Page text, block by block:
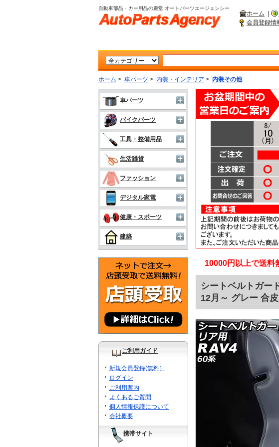
自動車部品・カー用品の殿堂 オートパーツエージェンシー
ホーム
会員登録情
ホーム > 車パーツ > 内装・インテリア > 内装その他
車パーツ
バイクパーツ
工具・整備用品
生活雑貨
ファッション
デジタル家電
健康・スポーツ
建築
ご利用ガイド
新規会員登録(無料）
ログイン
ご利用案内
よくあるご質問
個人情報保護について
会社概要
携帯サイト
10000円以上で送料
シートベルトガー
12月～ グレー 合